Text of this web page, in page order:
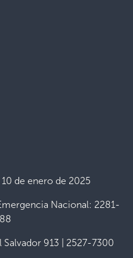
10 de enero de 2025
Nacional: 2281-
913 | 2527-7300